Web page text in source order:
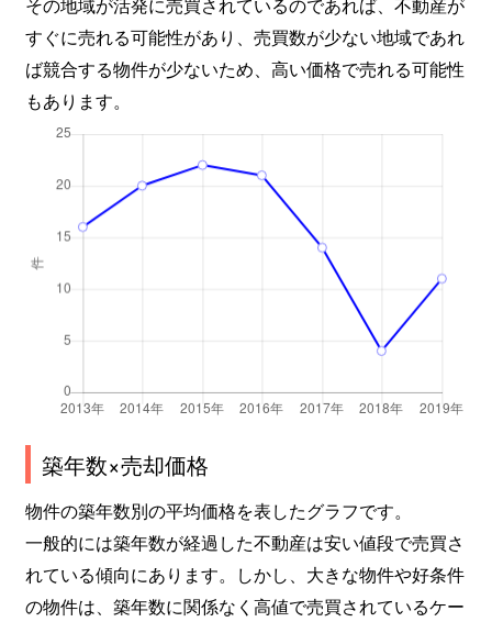
すぐに売れる可能性があり、売買数が少ない地域であれ
ば競合する物件が少ないため、高い価格で売れる可能性
もあります。
築年数×売却価格
物件の築年数別の平均価格を表したグラフです。
一般的には築年数が経過した不動産は安い値段で売買さ
れている傾向にあります。しかし、大きな物件や好条件
の物件は、築年数に関係なく高値で売買されているケー